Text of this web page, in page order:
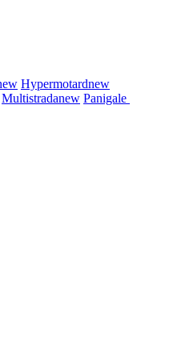
Hypermotardnew
Multistradanew Panigale